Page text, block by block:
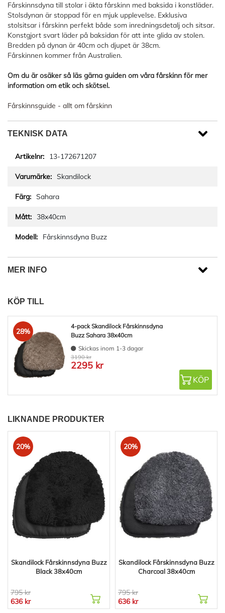
Fårskinnsdyna till stolar i äkta fårskinn med baksida i konstläder.
Stolsdynan är stoppad för en mjuk upplevelse. Exklusiva
stolsitsar i fårskinn perfekt både som inredningsdetalj och sitsar.
Konstgjort svart läder på baksidan för att inte glida av stolen.
Bredden på dynan är 40cm och djupet är 38cm.
Fårskinnen kommer från Australien.
Om du är osäker så läs gärna guiden om våra fårskinn för mer
information om etik och skötsel.
Fårskinnsguide - allt om fårskinn
TEKNISK DATA
13-172671207
Skandilock
Sahara
38x40cm
Fårskinnsdyna Buzz
MER INFO
KÖP TILL
28%
4-pack Skandilock Fårskinnsdyna
Buzz Sahara 38x40cm
Skickas inom 1-3 dagar
3190 kr
2295 kr
KÖP
LIKNANDE PRODUKTER
20%
Skandilock Fårskinnsdyna Buzz
Black 38x40cm
795 kr
636 kr
20%
Skandilock Fårskinnsdyna Buzz
Charcoal 38x40cm
795 kr
636 kr